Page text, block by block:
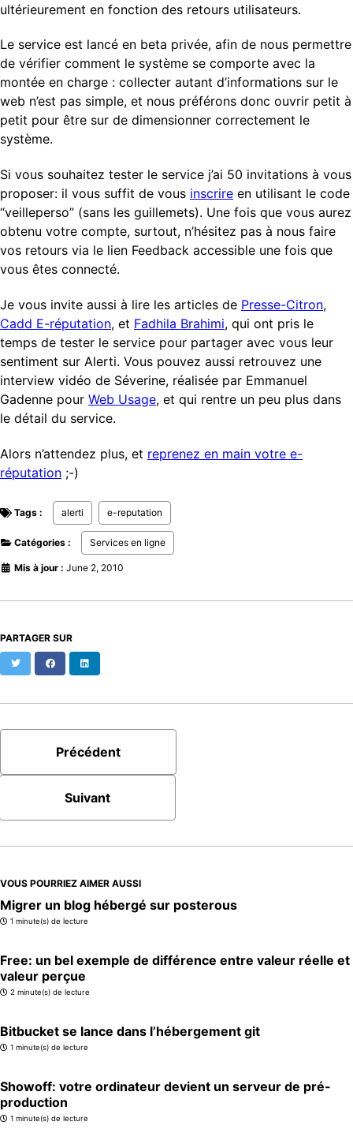
ultérieurement en fonction des retours utilisateurs.
Le service est lancé en beta privée, afin de nous permettre
de vérifier comment le système se comporte avec la
montée en charge : collecter autant d’informations sur le
web n’est pas simple, et nous préférons donc ouvrir petit à
petit pour être sur de dimensionner correctement le
système.
Si vous souhaitez tester le service j’ai 50 invitations à vous
proposer: il vous suffit de vous inscrire en utilisant le code
“veilleperso” (sans les guillemets). Une fois que vous aurez
obtenu votre compte, surtout, n’hésitez pas à nous faire
vos retours via le lien Feedback accessible une fois que
vous êtes connecté.
Je vous invite aussi à lire les articles de Presse-Citron,
Cadd E-réputation, et Fadhila Brahimi, qui ont pris le
temps de tester le service pour partager avec vous leur
sentiment sur Alerti. Vous pouvez aussi retrouvez une
interview vidéo de Séverine, réalisée par Emmanuel
Gadenne pour Web Usage, et qui rentre un peu plus dans
le détail du service.
Alors n’attendez plus, et reprenez en main votre e-
réputation ;-)
Tags : alerti e-reputation
Catégories : Services en ligne
Mis à jour : June 2, 2010
PARTAGER SUR
Twitter Facebook
Précédent
Suivant
VOUS POURRIEZ AIMER AUSSI
Migrer un blog hébergé sur posterous
1 minute(s) de lecture
Free: un bel exemple de différence entre valeur réelle et
valeur perçue
2 minute(s) de lecture
Bitbucket se lance dans l’hébergement git
1 minute(s) de lecture
Showoff: votre ordinateur devient un serveur de pré-
production
1 minute(s) de lecture